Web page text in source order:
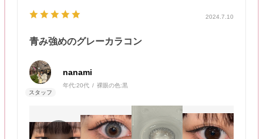
2024.7.10
青み強めのグレーカラコン
nanami
年代:20代 裸眼の色:黒